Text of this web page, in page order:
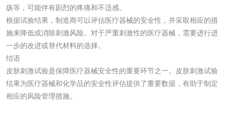
疡等，可能伴有剧烈的疼痛和不适感。
根据试验结果，制造商可以评估医疗器械的安全性，并采取相应的措
施来降低或消除刺激风险。对于严重刺激性的医疗器械，需要进行进
一步的改进或替代材料的选择。
结语
皮肤刺激试验是保障医疗器械安全性的重要环节之一。皮肤刺激试验
结果为医疗器械和化学品的安全性评估提供了重要数据，有助于制定
相应的风险管理措施。
水处理药剂检测 聚丙烯酰胺检测
工业乳状氢氧化钙
检测
三氯异氰尿酸检测 磷酸二氢铵检测